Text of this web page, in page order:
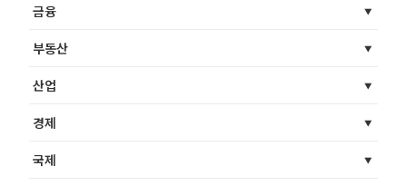
금융
부동산
산업
경제
국제